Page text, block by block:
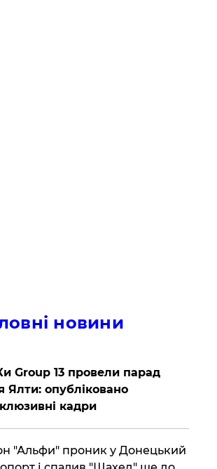
новини
Group 13 провели парад
Ялти: опубліковано
кадри
"Альфи" проник у Донецький